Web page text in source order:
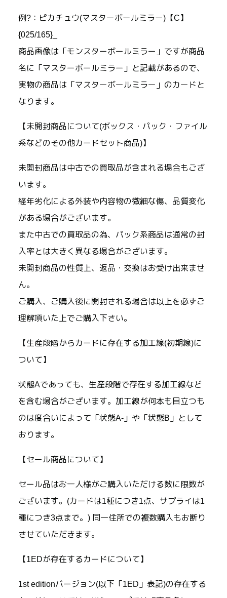
例?：ピカチュウ(マスターボールミラー)【C】
{025/165}_
商品画像は「モンスターボールミラー」ですが商品
名に「マスターボールミラー」と記載があるので、
実物の商品は「マスターボールミラー」のカードと
なります。
【未開封商品について(ボックス・パック・ファイル
系などのその他カードセット商品)】
未開封商品は中古での買取品が含まれる場合もござ
います。
経年劣化による外装や内容物の微細な傷、品質変化
がある場合がございます。
また中古での買取品の為、パック系商品は通常の封
入率とは大きく異なる場合がございます。
未開封商品の性質上、返品・交換はお受け出来ませ
ん。
ご購入、ご購入後に開封される場合は以上を必ずご
理解頂いた上でご購入下さい。
【生産段階からカードに存在する加工線(初期線)に
ついて】
状態Aであっても、生産段階で存在する加工線など
を含む場合がございます。加工線が何本も目立つも
のは度合いによって「状態A-」や「状態B」として
おります。
【セール商品について】
セール品はお一人様がご購入いただける数に限数が
ございます。(カードは1種につき1点、サプライは1
種につき3点まで。) 同一住所での複数購入もお断り
させていただきます。
【1EDが存在するカードについて】
1st editionバージョン(以下「1ED」表記)の存在する